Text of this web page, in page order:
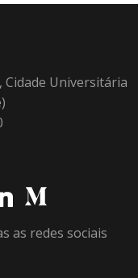
Cidade Universitária
as redes sociais